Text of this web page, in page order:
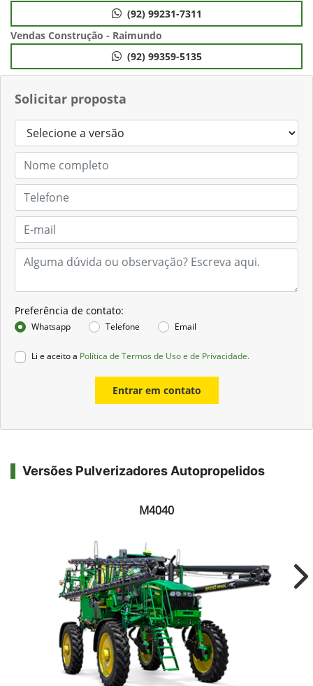
Solicitar proposta
Preferência de contato:
Whatsapp Telefone Email
Li e aceito a Política de Termos de Uso e de Privacidade.
Entrar em contato
(92) 99231-7311
Vendas Construção - Raimundo
(92) 99359-5135
Versões Pulverizadores Autopropelidos
M4040